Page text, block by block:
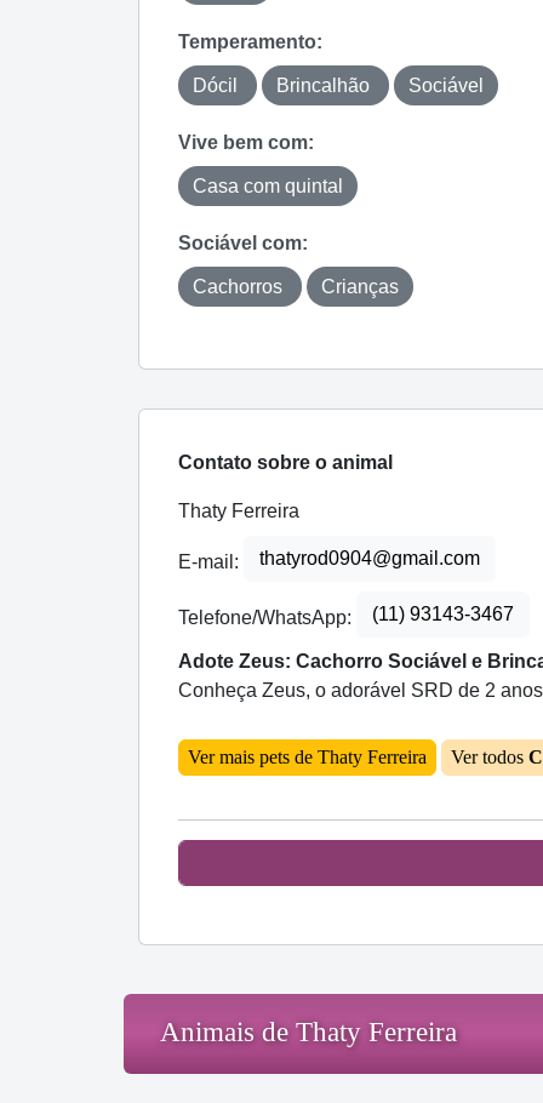
Temperamento:
Dócil Brincalhão Sociável
Vive bem com:
Casa com quintal
Sociável com:
Cachorros Crianças
Contato sobre o animal
Thaty Ferreira
E-mail: thatyrod0904@gmail.com
Telefone/WhatsApp: (11) 93143-3467
Adote Zeus: Cachorro Sociável e
Conheça Zeus, o adorável SRD de 2
Ver mais pets de Thaty Ferreira Ver todos
Animais de Thaty Ferreira